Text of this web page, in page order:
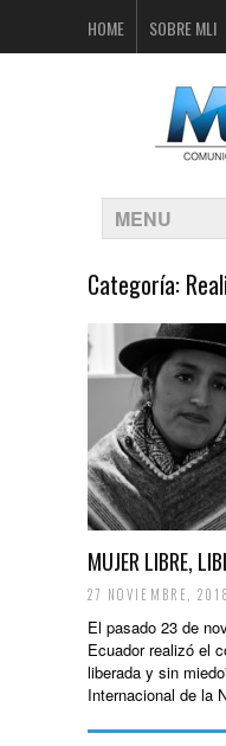
HOME SOBRE MLI
MENU
Categoría:
MUJER LIBRE,
27 NOVIEMBRE, 2018
El pasado 23 de
Ecuador realizó el
liberada y sin
Internacional de la